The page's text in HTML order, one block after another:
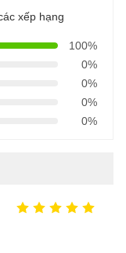
xếp hạng
100%
0%
0%
0%
0%